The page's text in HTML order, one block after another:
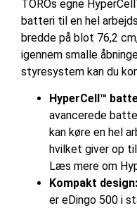
TOROs egne
batteri til en hel
bredde på blot 76,2
igennem smalle
styresystem kan du
HyperCell™
avancerede
kan køre en hel
hvilket giver op
Læs mere om
Kompakt design:
er eDingo 500 i